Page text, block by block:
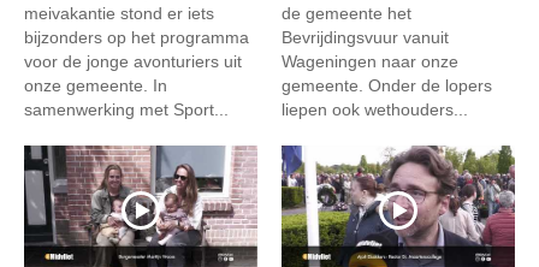
meivakantie stond er iets
bijzonders op het programma
voor de jonge avonturiers uit
onze gemeente. In
samenwerking met Sport...
de gemeente het
Bevrijdingsvuur vanuit
Wageningen naar onze
gemeente. Onder de lopers
liepen ook wethouders...